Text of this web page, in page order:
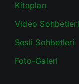
Kitapları
Video Sohbetleri
Sesli Sohbetleri
Foto-Galeri